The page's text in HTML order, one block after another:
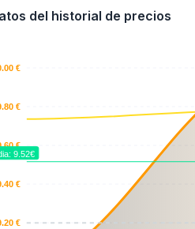
del historial de precios
€
€
€
€
€
9.52€